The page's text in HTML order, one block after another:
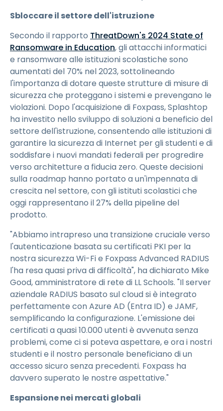
Sbloccare il settore dell'istruzione
Secondo il rapporto ThreatDown's 2024 State of
Ransomware in Education, gli attacchi informatici
e ransomware alle istituzioni scolastiche sono
aumentati del 70% nel 2023, sottolineando
l'importanza di dotare queste strutture di misure di
sicurezza che proteggano i sistemi e prevengano le
violazioni. Dopo l'acquisizione di Foxpass, Splashtop
ha investito nello sviluppo di soluzioni a beneficio del
settore dell'istruzione, consentendo alle istituzioni di
garantire la sicurezza di Internet per gli studenti e di
soddisfare i nuovi mandati federali per progredire
verso architetture a fiducia zero. Queste decisioni
sulla roadmap hanno portato a un'impennata di
crescita nel settore, con gli istituti scolastici che
oggi rappresentano il 27% della pipeline del
prodotto.
"Abbiamo intrapreso una transizione cruciale verso
l'autenticazione basata su certificati PKI per la
nostra sicurezza Wi-Fi e Foxpass Advanced RADIUS
l'ha resa quasi priva di difficoltà", ha dichiarato Mike
Good, amministratore di rete di LL Schools. "Il server
aziendale RADIUS basato sul cloud si è integrato
perfettamente con Azure AD (Entra ID) e JAMF,
semplificando la configurazione. L'emissione dei
certificati a quasi 10.000 utenti è avvenuta senza
problemi, come ci si poteva aspettare, e ora i nostri
studenti e il nostro personale beneficiano di un
accesso sicuro senza precedenti. Foxpass ha
davvero superato le nostre aspettative."
Espansione nei mercati globali